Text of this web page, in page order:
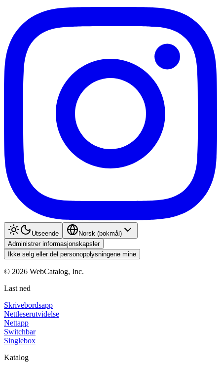
Utseende
Norsk (bokmål)
Administrer informasjonskapsler
Ikke selg eller del personopplysningene mine
© 2026 WebCatalog, Inc.
Last ned
Skrivebordsapp
Nettleserutvidelse
Nettapp
Switchbar
Singlebox
Katalog